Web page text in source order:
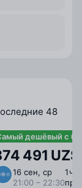
48
дешёвый с
491 UZS
16 сен, ср
21:00 – 22:30
1 ⁠ч